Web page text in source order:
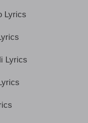
Lyrics
Lyrics